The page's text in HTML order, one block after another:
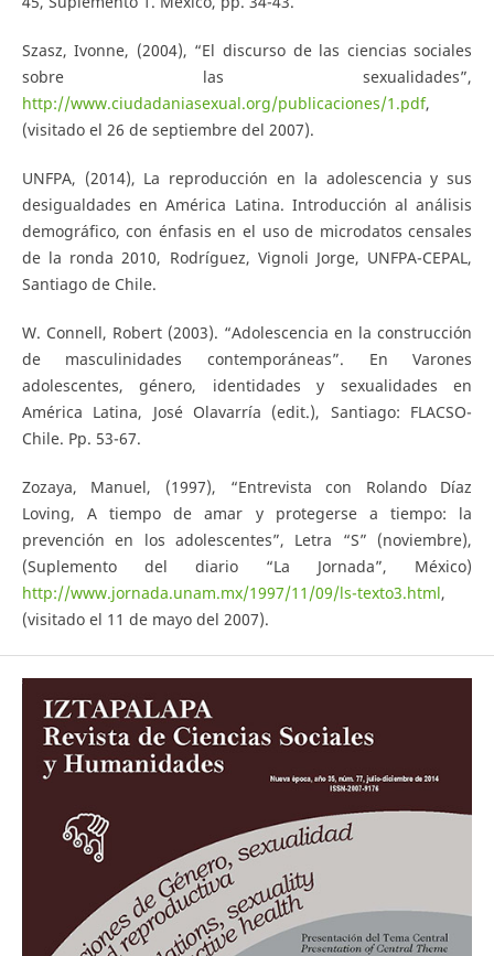
Szasz, Ivonne, (2004), “El discurso de las ciencias sociales
sobre las sexualidades”,
http://www.ciudadaniasexual.org/publicaciones/1.pdf,
(visitado el 26 de septiembre del 2007).
UNFPA, (2014), La reproducción en la adolescencia y sus
desigualdades en América Latina. Introducción al análisis
demográfico, con énfasis en el uso de microdatos censales
de la ronda 2010, Rodríguez, Vignoli Jorge, UNFPA-CEPAL,
Santiago de Chile.
W. Connell, Robert (2003). “Adolescencia en la construcción
de masculinidades contemporáneas”. En Varones
adolescentes, género, identidades y sexualidades en
América Latina, José Olavarría (edit.), Santiago: FLACSO-
Chile. Pp. 53-67.
Zozaya, Manuel, (1997), “Entrevista con Rolando Díaz
Loving, A tiempo de amar y protegerse a tiempo: la
prevención en los adolescentes”, Letra “S” (noviembre),
(Suplemento del diario “La Jornada”, México)
http://www.jornada.unam.mx/1997/11/09/ls-texto3.html,
(visitado el 11 de mayo del 2007).